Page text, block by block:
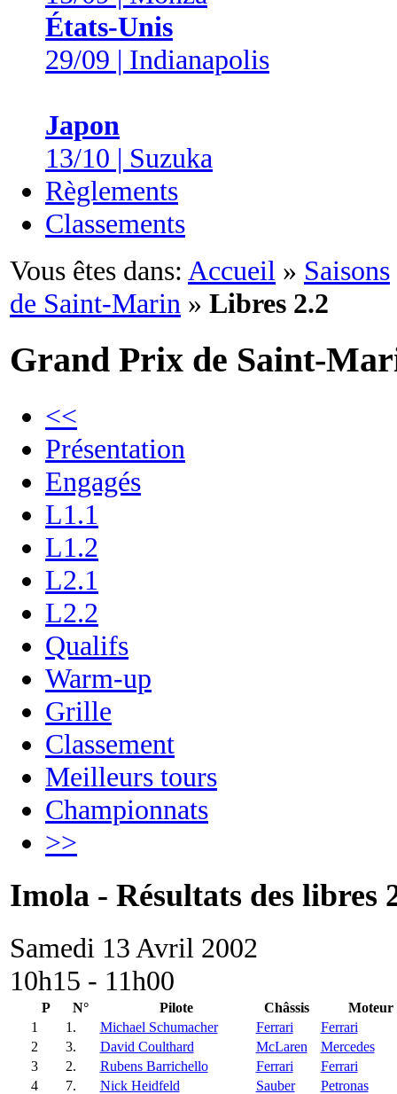
États-Unis
29/09 | Indianapolis
Japon
13/10 | Suzuka
Règlements
Classements
Vous êtes dans: Accueil » Saisons
de Saint-Marin » Libres 2.2
Grand Prix de Saint-
<<
Présentation
Engagés
L1.1
L1.2
L2.1
L2.2
Qualifs
Warm-up
Grille
Classement
Meilleurs tours
Championnats
>>
Imola - Résultats des libres
Samedi 13 Avril 2002
10h15 - 11h00
P N° Pilote Châssis
Moteur
1
1. Michael Schumacher Ferrari
Ferrari
2
3. David Coulthard McLaren
Mercedes
3
2. Rubens Barrichello Ferrari
Ferrari
4
7. Nick Heidfeld Sauber
Petronas